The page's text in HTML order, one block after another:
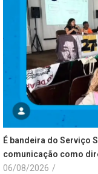
É bandeira do Serviço
comunicação como
06/08/2026 /